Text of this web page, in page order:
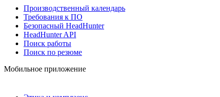
Производственный календарь
Требования к ПО
Безопасный HeadHunter
HeadHunter API
Поиск работы
Поиск по резюме
Мобильное приложение